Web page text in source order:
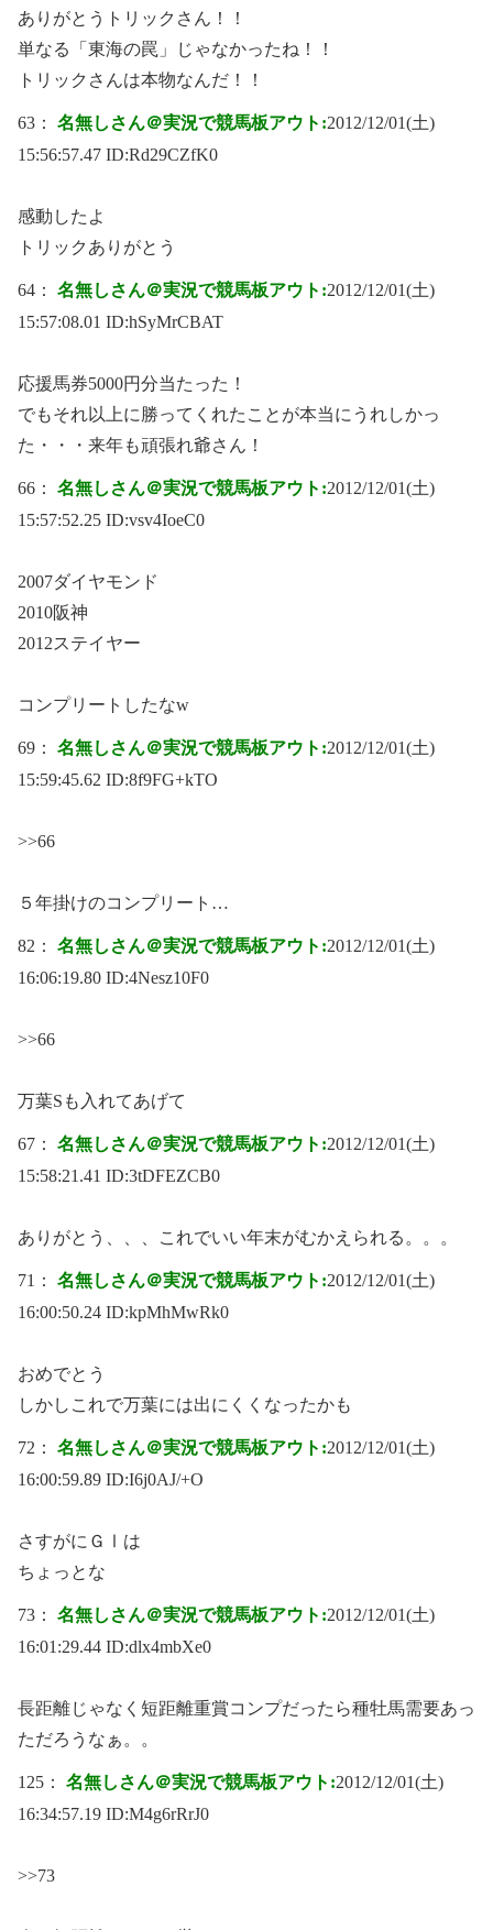
ありがとうトリックさん！！
単なる「東海の罠」じゃなかったね！！
トリックさんは本物なんだ！！
63： 名無しさん＠実況で競馬板アウト:2012/12/01(土)
15:56:57.47 ID:Rd29CZfK0
感動したよ
トリックありがとう
64： 名無しさん＠実況で競馬板アウト:2012/12/01(土)
15:57:08.01 ID:hSyMrCBAT
応援馬券5000円分当たった！
でもそれ以上に勝ってくれたことが本当にうれしかっ
た・・・来年も頑張れ爺さん！
66： 名無しさん＠実況で競馬板アウト:2012/12/01(土)
15:57:52.25 ID:vsv4IoeC0
2007ダイヤモンド
2010阪神
2012ステイヤー
コンプリートしたなw
69： 名無しさん＠実況で競馬板アウト:2012/12/01(土)
15:59:45.62 ID:8f9FG+kTO
>>66
５年掛けのコンプリート…
82： 名無しさん＠実況で競馬板アウト:2012/12/01(土)
16:06:19.80 ID:4Nesz10F0
>>66
万葉Sも入れてあげて
67： 名無しさん＠実況で競馬板アウト:2012/12/01(土)
15:58:21.41 ID:3tDFEZCB0
ありがとう、、、これでいい年末がむかえられる。。。
71： 名無しさん＠実況で競馬板アウト:2012/12/01(土)
16:00:50.24 ID:kpMhMwRk0
おめでとう
しかしこれで万葉には出にくくなったかも
72： 名無しさん＠実況で競馬板アウト:2012/12/01(土)
16:00:59.89 ID:I6j0AJ/+O
さすがにＧⅠは
ちょっとな
73： 名無しさん＠実況で競馬板アウト:2012/12/01(土)
16:01:29.44 ID:dlx4mbXe0
長距離じゃなく短距離重賞コンプだったら種牡馬需要あっ
ただろうなぁ。。
125： 名無しさん＠実況で競馬板アウト:2012/12/01(土)
16:34:57.19 ID:M4g6rRrJ0
>>73